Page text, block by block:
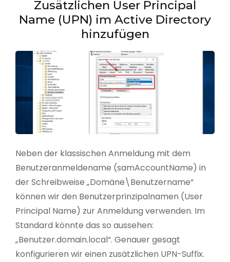
Zusätzlichen User Principal
Name (UPN) im Active Directory
hinzufügen
Neben der klassischen Anmeldung mit dem
Benutzeranmeldename (samAccountName) in
der Schreibweise „Domäne\Benutzername“
können wir den Benutzerprinzipalnamen (User
Principal Name) zur Anmeldung verwenden. Im
Standard könnte das so aussehen:
„Benutzer.domain.local“. Genauer gesagt
konfigurieren wir einen zusätzlichen UPN-Suffix.